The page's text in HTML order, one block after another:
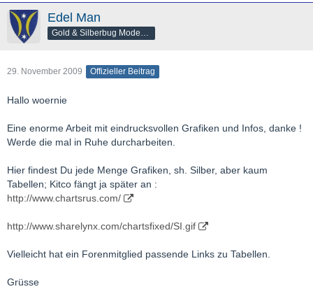
Edel Man
Gold & Silberbug Moderator
29. November 2009 Offizieller Beitrag
Hallo woernie
Eine enorme Arbeit mit eindrucksvollen Grafiken und Infos, danke !
Werde die mal in Ruhe durcharbeiten.
Hier findest Du jede Menge Grafiken, sh. Silber, aber kaum
Tabellen; Kitco fängt ja später an :
http://www.chartsrus.com/
http://www.sharelynx.com/chartsfixed/SI.gif
Vielleicht hat ein Forenmitglied passende Links zu Tabellen.
Grüsse